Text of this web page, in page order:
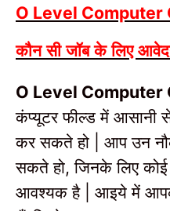
O Level
कौन सी जॉब के लिए
O Level Computer
कंप्यूटर फील्ड में आसानी
कर सकते हो
आप उन
सकते हो,जिनके लिए कोई
आवश्यक है
आइये में